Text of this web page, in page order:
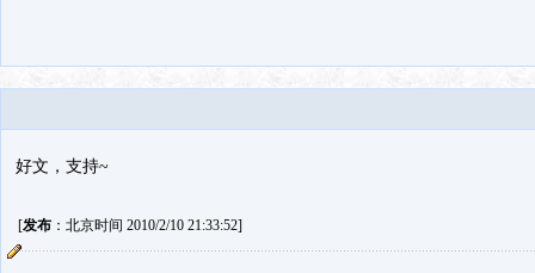
好文，支持~
[发布：北京时间 2010/2/10 21:33:52]